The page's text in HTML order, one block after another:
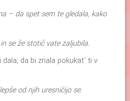
– da spet sem te gledala, kako
se že stotič vate zaljubila.
da bi znala pokukat’ ti v
od njih uresničijo se.